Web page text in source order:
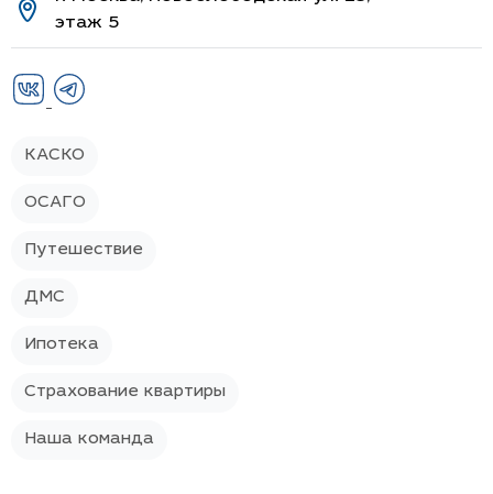
этаж 5
КАСКО
ОСАГО
Путешествие
ДМС
Ипотека
Страхование квартиры
Наша команда